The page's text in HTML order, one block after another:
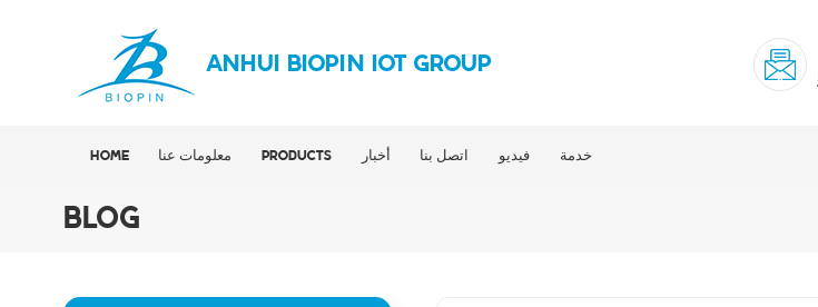
ANHUI BIOPIN IOT GROUP
HOME معلومات عنا PRODUCTS أخبار اتصل بنا فيديو خدمة
BLOG